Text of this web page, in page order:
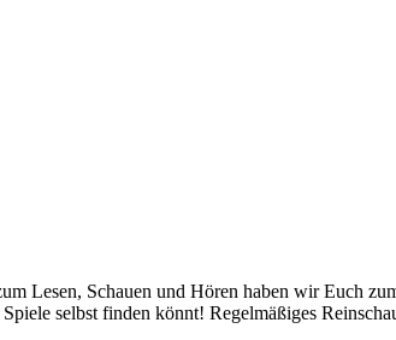
Lesen, Schauen und Hören haben wir Euch
selbst finden könnt! Regelmäßiges